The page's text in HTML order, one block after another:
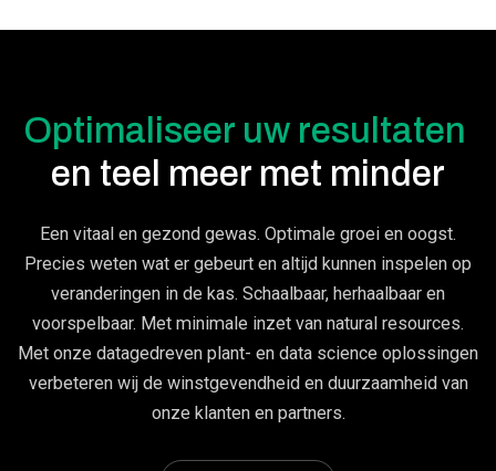
Optimaliseer uw resultaten
en teel meer met minder
Een vitaal en gezond gewas. Optimale groei en oogst.
Precies weten wat er gebeurt en altijd kunnen inspelen op
veranderingen in de kas. Schaalbaar, herhaalbaar en
voorspelbaar. Met minimale inzet van natural resources.
Met onze datagedreven plant- en data science oplossingen
verbeteren wij de winstgevendheid en duurzaamheid van
onze klanten en partners.